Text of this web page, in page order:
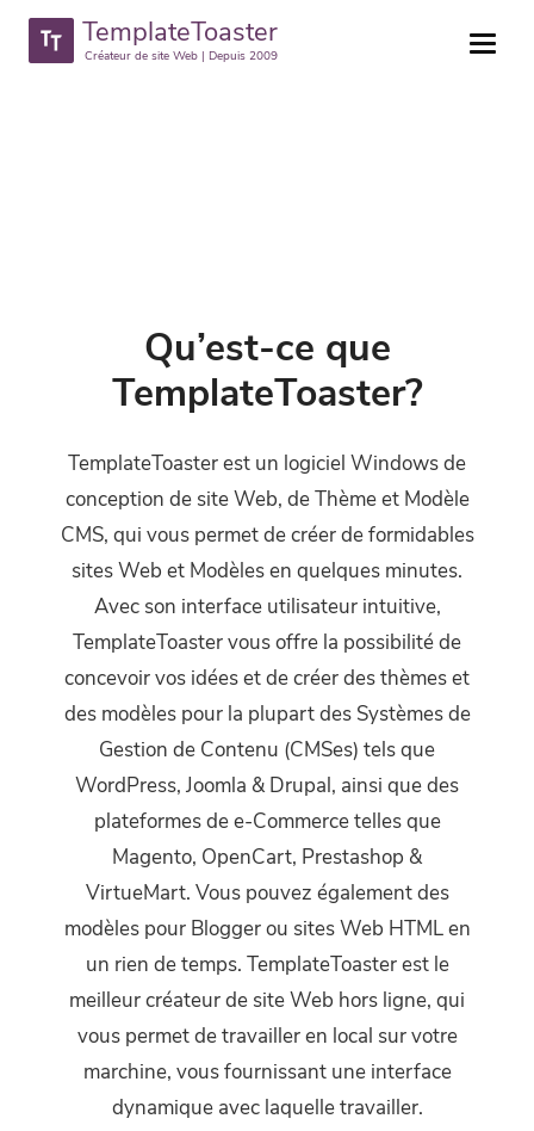
TemplateToaster
Créateur de site Web | Depuis 2009
Qu’est-ce que
TemplateToaster?
TemplateToaster est un logiciel Windows de
conception de site Web, de Thème et Modèle
CMS, qui vous permet de créer de formidables
sites Web et Modèles en quelques minutes.
Avec son interface utilisateur intuitive,
TemplateToaster vous offre la possibilité de
concevoir vos idées et de créer des thèmes et
des modèles pour la plupart des Systèmes de
Gestion de Contenu (CMSes) tels que
WordPress, Joomla & Drupal, ainsi que des
plateformes de e-Commerce telles que
Magento, OpenCart, Prestashop &
VirtueMart. Vous pouvez également des
modèles pour Blogger ou sites Web HTML en
un rien de temps. TemplateToaster est le
meilleur créateur de site Web hors ligne, qui
vous permet de travailler en local sur votre
marchine, vous fournissant une interface
dynamique avec laquelle travailler.